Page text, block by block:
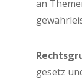
an
ge­setz